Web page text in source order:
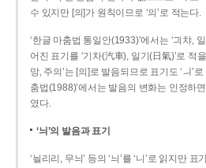
수 있지만 [의]가 원칙이므로 ‘의’로 적는다.
‘한글 마춤법 통일안(1933)’에서는 ‘긔챠,
어진 표기를 ‘기차(汽車), 일기(日氣)’로 적
망, 주의’는 [의]로 발음되므로 표기도 ‘ㅢ’
춤법(1988)’에서는 발음의 변화는 인정하
였다.
‘늬’의 발음과 표기
‘늴리리, 무늬’ 등의 ‘늬’를 ‘니’로 읽지만 표